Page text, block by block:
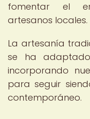
fomentar el
artesanos locales.
La artesanía
se ha
incorporando
para seguir
contemporáneo.